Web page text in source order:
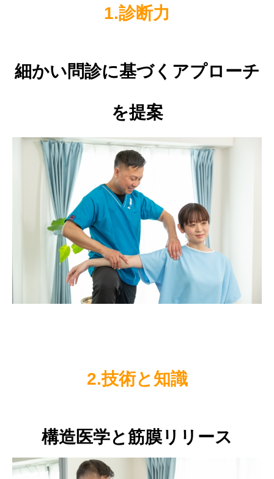
1.診断力
細かい問診に基づくアプローチ
を提案
2.技術と知識
構造医学と筋膜リリース